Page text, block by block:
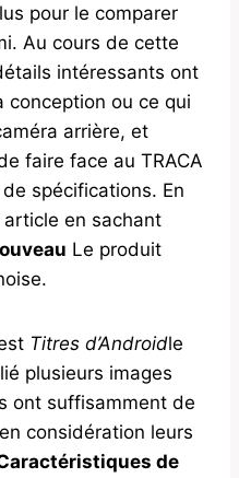
pour le comparer
Au cours de cette
intéressants ont
conception ou ce qui
arrière, et
faire face au TRACA
spécifications. En
en sachant
Le produit
Titres d’Androidle
plusieurs images
ont suffisamment de
considération leurs
de